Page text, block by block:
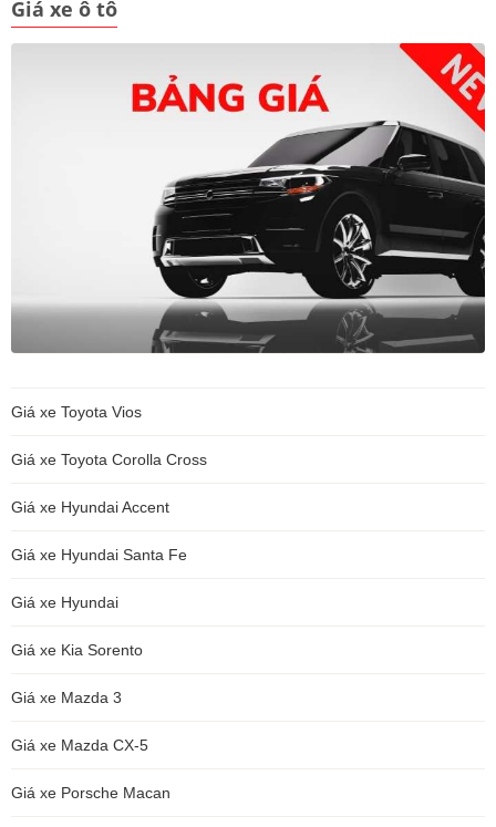
Giá xe ô tô
Giá xe Toyota Vios
Giá xe Toyota Corolla Cross
Giá xe Hyundai Accent
Giá xe Hyundai Santa Fe
Giá xe Hyundai
Giá xe Kia Sorento
Giá xe Mazda 3
Giá xe Mazda CX-5
Giá xe Porsche Macan